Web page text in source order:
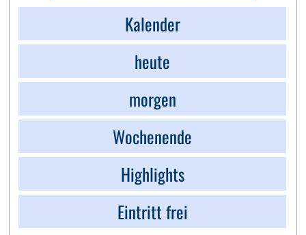
Kalender
heute
morgen
Wochenende
Highlights
Eintritt frei